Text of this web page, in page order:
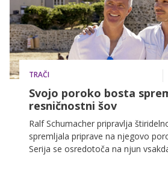
TRAČI
Svojo poroko bosta
resničnostni šov
Ralf Schumacher pripravlja
spremljala priprave na njegovo
Serija se osredotoča na njun